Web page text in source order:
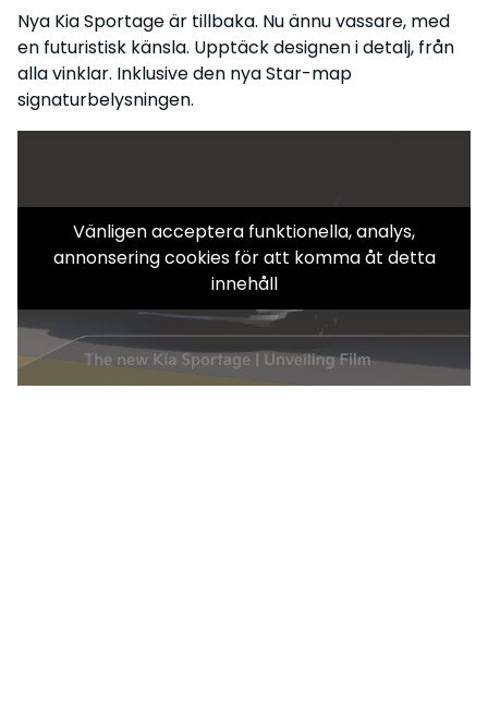
Nya Kia Sportage är tillbaka. Nu ännu vassare, med
en futuristisk känsla. Upptäck designen i detalj, från
alla vinklar. Inklusive den nya Star-map
signaturbelysningen.
Vänligen acceptera funktionella, analys,
annonsering cookies för att komma åt detta
innehåll